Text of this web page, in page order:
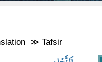
≫ Tafsir